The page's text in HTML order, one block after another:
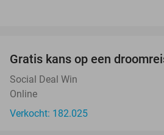
Gratis kans op een
Social Deal Win
Online
Verkocht: 182.025